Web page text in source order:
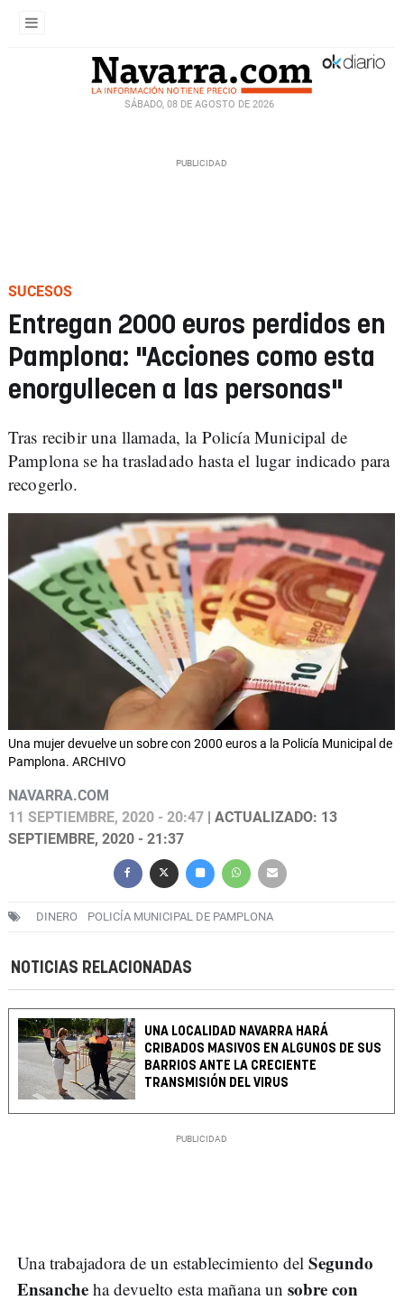
SÁBADO, 08 DE AGOSTO DE 2026
SUCESOS
Entregan 2000 euros perdidos en
Pamplona: "Acciones como esta
enorgullecen a las personas"
Tras recibir una llamada, la Policía Municipal de
Pamplona se ha trasladado hasta el lugar indicado para
recogerlo.
Una mujer devuelve un sobre con 2000 euros a la Policía Municipal de
Pamplona. ARCHIVO
NAVARRA.COM
11 SEPTIEMBRE, 2020 - 20:47 | ACTUALIZADO: 13
SEPTIEMBRE, 2020 - 21:37
DINERO POLICÍA MUNICIPAL DE PAMPLONA
NOTICIAS RELACIONADAS
UNA LOCALIDAD NAVARRA HARÁ
CRIBADOS MASIVOS EN ALGUNOS DE SUS
BARRIOS ANTE LA CRECIENTE
TRANSMISIÓN DEL VIRUS
Una trabajadora de un establecimiento del Segundo
Ensanche ha devuelto esta mañana un sobre con